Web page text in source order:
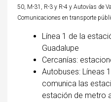
50, M-31, R-3 y R-4 y Autovías de
Comunicaciones en transporte
Línea 1 de la
Guadalupe
Cercanías:
Autobuses: Líneas
comunica las
estación de metro